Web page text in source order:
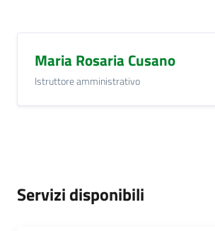
Maria Rosaria Cusano
Istruttore amministrativo
Servizi disponibili